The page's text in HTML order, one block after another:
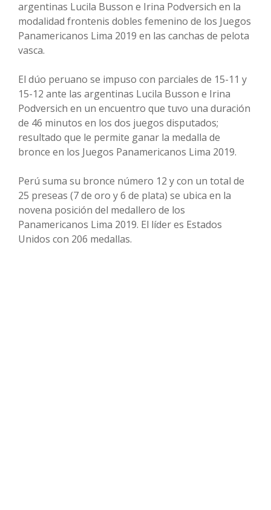
argentinas Lucila Busson e Irina Podversich en la
modalidad frontenis dobles femenino de los Juegos
Panamericanos Lima 2019 en las canchas de pelota
vasca.
El dúo peruano se impuso con parciales de 15-11 y
15-12 ante las argentinas Lucila Busson e Irina
Podversich en un encuentro que tuvo una duración
de 46 minutos en los dos juegos disputados;
resultado que le permite ganar la medalla de
bronce en los Juegos Panamericanos Lima 2019.
Perú suma su bronce número 12 y con un total de
25 preseas (7 de oro y 6 de plata) se ubica en la
novena posición del medallero de los
Panamericanos Lima 2019. El líder es Estados
Unidos con 206 medallas.